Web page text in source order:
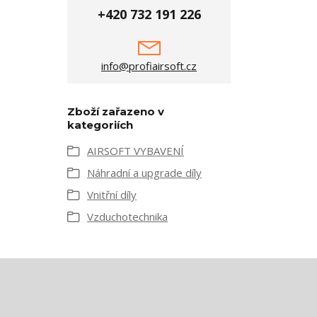
+420 732 191 226
info@profiairsoft.cz
Zboží zařazeno v
kategoriích
AIRSOFT VYBAVENÍ
Náhradní a upgrade díly
Vnitřní díly
Vzduchotechnika